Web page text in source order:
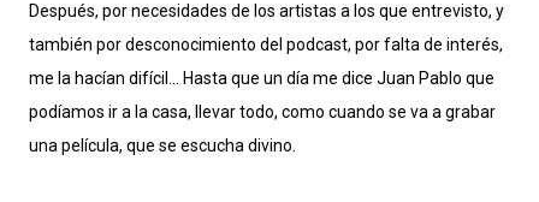
Después, por necesidades de los artistas a los que entrevisto, y
también por desconocimiento del podcast, por falta de interés,
me la hacían difícil… Hasta que un día me dice Juan Pablo que
podíamos ir a la casa, llevar todo, como cuando se va a grabar
una película, que se escucha divino.